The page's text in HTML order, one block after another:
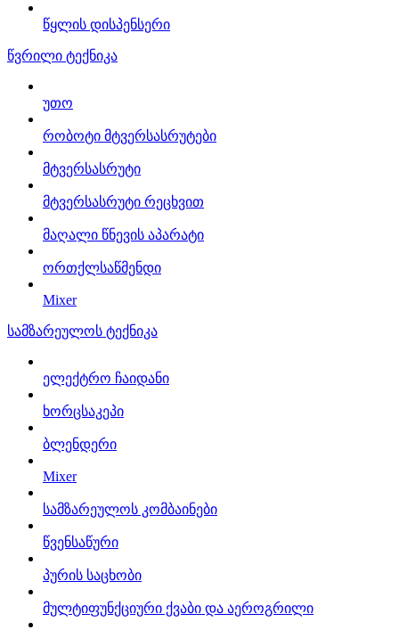
წყლის დისპენსერი
წვრილი ტექნიკა
უთო
რობოტი მტვერსასრუტები
მტვერსასრუტი
მტვერსასრუტი რეცხვით
მაღალი წნევის აპარატი
ორთქლსაწმენდი
Mixer
სამზარეულოს ტექნიკა
ელექტრო ჩაიდანი
ხორცსაკეპი
ბლენდერი
Mixer
სამზარეულოს კომბაინები
წვენსაწური
პურის საცხობი
მულტიფუნქციური ქვაბი და აეროგრილი